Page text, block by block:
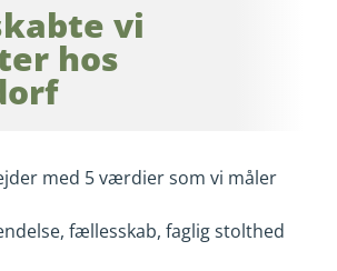
vi
hos
med 5 værdier som vi måler
fællesskab, faglig stolthed